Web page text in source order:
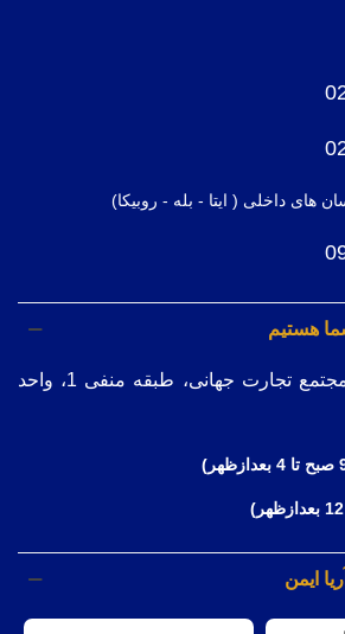
های داخلی ( ایتا - بله - روبیکا)
هستیم
میدان فردوسی، مجتمع تجارت جهانی، طبقه منفی 1، واحد
صبح تا 4 بعدازظهر)
ایمن